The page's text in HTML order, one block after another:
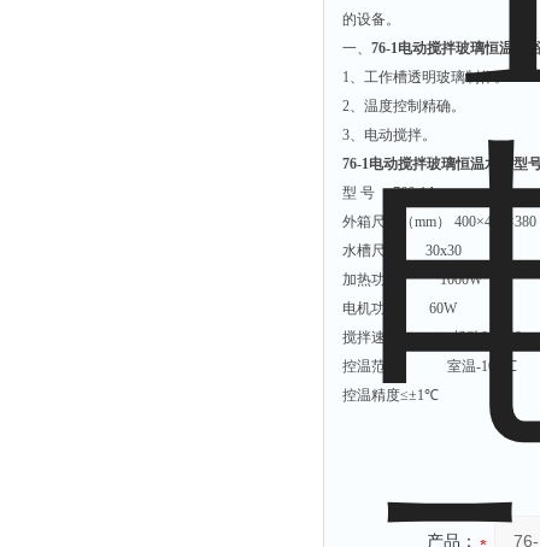
的设备。
一、 76-1电动搅拌玻璃恒温水
1、工作槽透明玻璃制作。
2、温度控制精确。
3、电动搅拌。
76-1电动搅拌玻璃恒温水浴型
型 号
766-1A
外箱尺寸（mm） 400×400 ×380
水槽尺寸
30x30
加热功率
1000W
电机功率
60W
搅拌速度（rpm）起动0-3000
控温范围
室温-100
℃
控温精度≤±1℃
产品：